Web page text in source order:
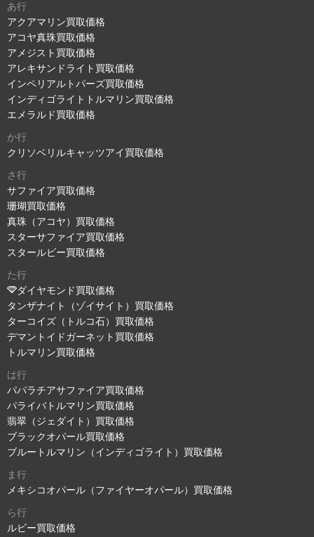
あ行
アクアマリン買取価格
アコヤ真珠買取価格
アメジスト買取価格
アレキサンドライト買取価格
インペリアルトパーズ買取価格
インディゴライトトルマリン買取価格
エメラルド買取価格
か行
クリソベリルキャッツアイ買取価格
さ行
サファイア買取価格
珊瑚買取価格
真珠（アコヤ）買取価格
スターサファイア買取価格
スタールビー買取価格
た行
ダイヤモンド買取価格
タンザナイト（ゾイサイト）買取価格
ターコイズ（トルコ石）買取価格
デマントイドガーネット買取価格
トルマリン買取価格
は行
パパラチアサファイア買取価格
パライバトルマリン買取価格
翡翠（ジェダイト）買取価格
ブラックオパール買取価格
ブルートルマリン（インディゴライト）買取価格
ま行
メキシコオパール（ファイヤーオパール）買取価格
ら行
ルビー買取価格